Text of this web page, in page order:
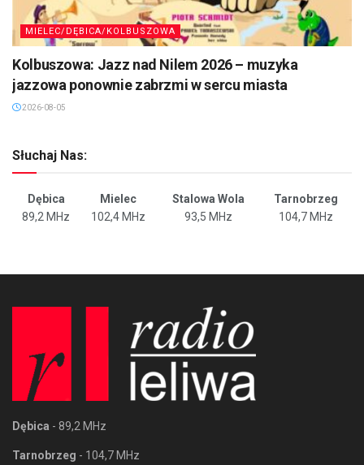
MIELEC/DĘBICA/KOLBUSZOWA
Kolbuszowa: Jazz nad Nilem 2026 – muzyka
jazzowa ponownie zabrzmi w sercu miasta
2026-08-05
Słuchaj Nas:
Dębica Mielec Stalowa Wola
Tarnobrzeg
89,2 MHz
102,4 MHz 93,5 MHz 104,7 MHz
Dębica - 89,2 MHz
Tarnobrzeg - 104,7 MHz